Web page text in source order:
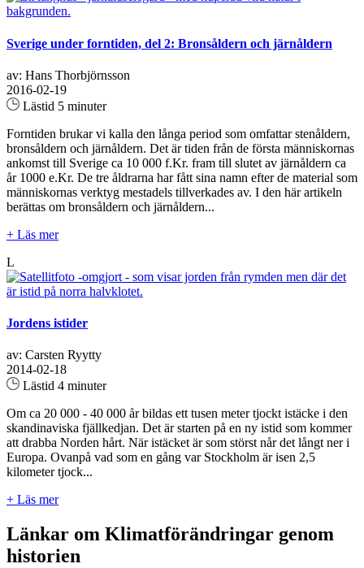
Sverige under forntiden, del 2: Bronsåldern och järnåldern
av: Hans Thorbjörnsson
2016-02-19
Lästid 5 minuter
Forntiden brukar vi kalla den långa period som omfattar stenåldern,
bronsåldern och järnåldern. Det är tiden från de första människornas
ankomst till Sverige ca 10 000 f.Kr. fram till slutet av järnåldern ca
år 1000 e.Kr. De tre åldrarna har fått sina namn efter de material som
människornas verktyg mestadels tillverkades av. I den här artikeln
berättas om bronsåldern och järnåldern...
+ Läs mer
L
Jordens istider
av: Carsten Ryytty
2014-02-18
Lästid 4 minuter
Om ca 20 000 - 40 000 år bildas ett tusen meter tjockt istäcke i den
skandinaviska fjällkedjan. Det är starten på en ny istid som kommer
att drabba Norden hårt. När istäcket är som störst når det långt ner i
Europa. Ovanpå vad som en gång var Stockholm är isen 2,5
kilometer tjock...
+ Läs mer
Länkar om Klimatförändringar genom
historien